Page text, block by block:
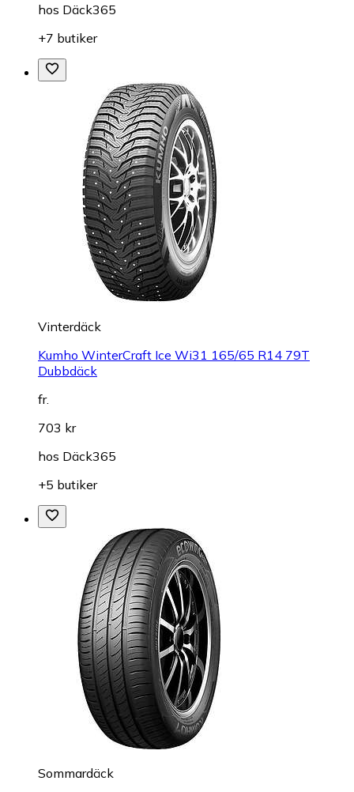
hos Däck365
+7 butiker
Vinterdäck
Kumho WinterCraft Ice Wi31 165/65 R14 79T
Dubbdäck
fr.
703 kr
hos Däck365
+5 butiker
Sommardäck